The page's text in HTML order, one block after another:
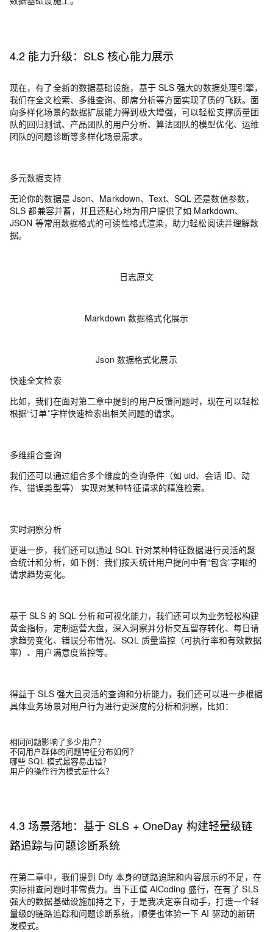
4.2 能力升级：SLS 核心能力展示
现在，有了全新的数据基础设施，基于 SLS 强大的数据处理引擎，
我们在全文检索、多维查询、即席分析等方面实现了质的飞跃。 面
向多样化场景的数据扩展能力得到极大增强，可以轻松支撑质量团
队的回归测试、产品团队的用户分析、算法团队的模型优化、运维
团队的问题诊断等多样化场景需求。
多元数据支持
无论你的数据是 Json、Markdown、Text、SQL 还是数值参数，
SLS 都兼容并蓄，并且还贴心地为用户提供了如 Markdown、
JSON 等常用数据格式的可读性格式渲染，助力轻松阅读并理解数
据。
日志原文
Markdown 数据格式化展示
Json 数据格式化展示
快速全文检索
比如，我们在面对第二章中提到的用户反馈问题时，现在可以轻松
根据“订单”字样快速检索出相关问题的请求。
多维组合查询
我们还可以通过组合多个维度的查询条件（如 uid、会话 ID、动
作、错误类型等） 实现对某种特征请求的精准检索。
实时洞察分析
更进一步，我们还可以通过 SQL 针对某种特征数据进行灵活的聚
合统计和分析，如下例：我们按天统计用户提问中有“包含”字眼的
请求趋势变化。
基于 SLS 的 SQL 分析和可视化能力，我们还可以为业务轻松构建
黄金指标，定制运营大盘，深入洞察并分析交互留存转化、每日请
求趋势变化、错误分布情况、SQL 质量监控（可执行率和有效数据
率）、用户满意度监控等。
得益于 SLS 强大且灵活的查询和分析能力，我们还可以进一步根据
具体业务场景对用户行为进行更深度的分析和洞察，比如：
相同问题影响了多少用户？
不同用户群体的问题特征分布如何？
哪些 SQL 模式最容易出错？
用户的操作行为模式是什么？
4.3 场景落地：基于 SLS + OneDay 构建轻量级链
路追踪与问题诊断系统
在第二章中，我们提到 Dify 本身的链路追踪和内容展示的不足，在
实际排查问题时非常费力。当下正值 AICoding 盛行，在有了 SLS
强大的数据基础设施加持之下，于是我决定亲自动手，打造一个轻
量级的链路追踪和问题诊断系统，顺便也体验一下 AI 驱动的新研
发模式。